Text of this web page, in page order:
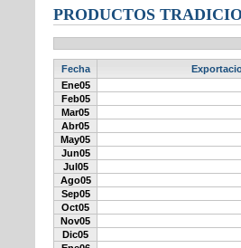
PRODUCTOS
Fecha
Ene05
Feb05
Mar05
Abr05
May05
Jun05
Jul05
Ago05
Sep05
Oct05
Nov05
Dic05